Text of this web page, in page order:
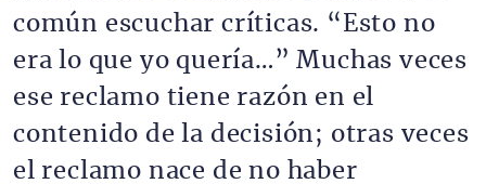
común escuchar críticas. “Esto no
era lo que yo quería…” Muchas veces
ese reclamo tiene razón en el
contenido de la decisión; otras veces
el reclamo nace de no haber